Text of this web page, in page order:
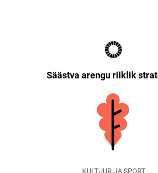
Säästva arengu riiklik
KULTUUR JA SPORT